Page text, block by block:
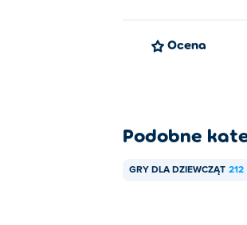
Ocena
Podobne
GRY DLA DZIEWCZĄT 212